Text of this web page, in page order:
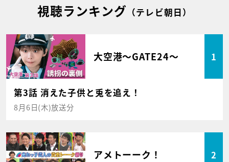
視聴ランキング （テレビ朝日）
大空港～GATE24～ 1
第3話 消えた子供と兎を追え！
8月6日(木)放送分
アメトーーク！ 2